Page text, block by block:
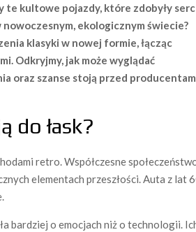
te kultowe pojazdy, które zdobyły
nowoczesnym, ekologicznym świecie?
klasyki w nowej formie, łącząc
Odkryjmy, jak może wyglądać
oraz szanse stoją przed
do łask?
retro. Współczesne
elementach przeszłości. Auta z lat
bardziej o emocjach niż o technologii.